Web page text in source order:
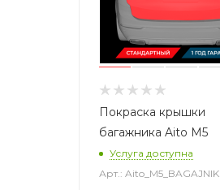
Покраска крышки
багажника Aito M5
Услуга доступна
Арт.: Aito_M5_BAGAJNIK